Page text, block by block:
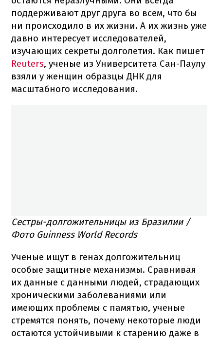
поддерживают друг друга во всем, что бы
ни происходило в их жизни. А их жизнь уже
давно интересует исследователей,
изучающих секреты долголетия. Как пишет
Reuters, ученые из Университета Сан-Паулу
взяли у женщин образцы ДНК для
масштабного исследования.
Сестры-долгожительницы из Бразилии /
Фото Guinness World Records
Ученые ищут в генах долгожительниц
особые защитные механизмы. Сравнивая
их данные с данными людей, страдающих
хроническими заболеваниями или
имеющих проблемы с памятью, ученые
стремятся понять, почему некоторые люди
остаются устойчивыми к старению даже в